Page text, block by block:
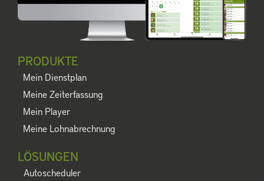
PRODUKTE
Mein Dienstplan
Meine Zeiterfassung
Mein Player
Meine Lohnabrechnung
LÖSUNGEN
Autoscheduler